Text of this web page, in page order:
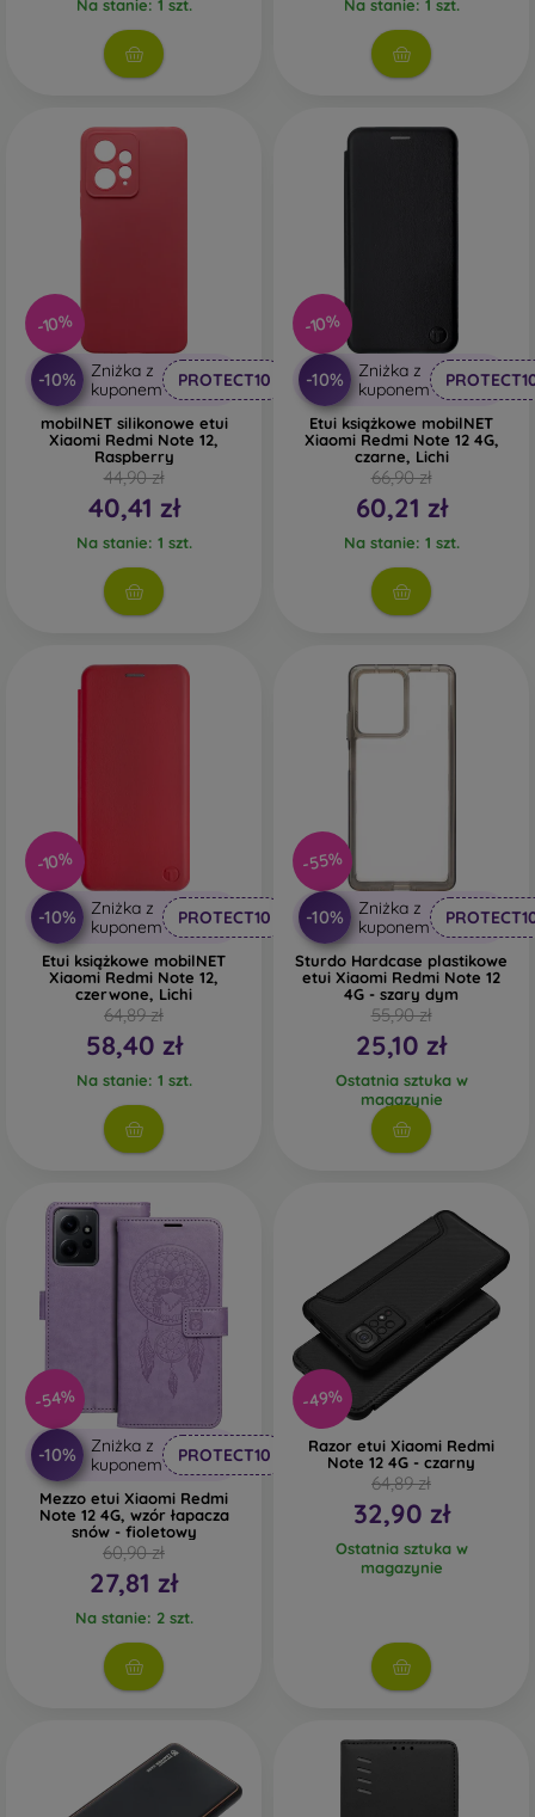
Na stanie: 1 szt. Na stanie: 1 szt.
-10%
-10%
Zniżka z
kuponem
PROTECT10
mobilNET silikonowe etui
Xiaomi Redmi Note 12,
Raspberry
44,90 zł
40,41 zł
Na stanie: 1 szt.
-10%
-10%
Zniżka z
kuponem
Etui książkowe mobilNET
Xiaomi Redmi Note 12 4G,
czarne, Lichi
66,90 zł
60,21 zł
Na stanie: 1 szt.
-10%
-10%
Zniżka z
kuponem
PROTECT10
Etui książkowe mobilNET
Xiaomi Redmi Note 12,
czerwone, Lichi
64,89 zł
58,40 zł
Na stanie: 1 szt.
-55%
-10%
Zniżka z
kuponem
Sturdo Hardcase plastikowe
etui Xiaomi Redmi Note 12
4G - szary dym
55,90 zł
25,10 zł
Ostatnia sztuka w
magazynie
-54%
-10%
Zniżka z
kuponem
PROTECT10
Mezzo etui Xiaomi Redmi
Note 12 4G, wzór łapacza
snów - fioletowy
60,90 zł
27,81 zł
Na stanie: 2 szt.
-49%
Razor etui Xiaomi Redmi
Note 12 4G - czarny
64,89 zł
32,90 zł
Ostatnia sztuka w
magazynie